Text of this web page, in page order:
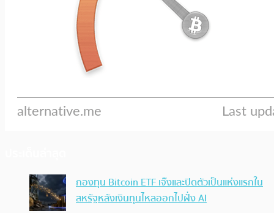
กองทุน Bitcoin ETF เจ๊งและปิดตัวเป็นแห่งแรกใน
สหรัฐหลังเงินทุนไหลออกไปฝั่ง AI